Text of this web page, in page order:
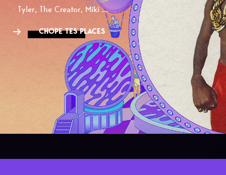
Tyler, The Creator, Miki ...
CHOPE TES PLACES